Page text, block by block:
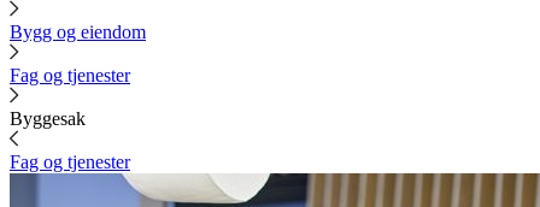
Bygg og eiendom
Fag og tjenester
Byggesak
Fag og tjenester